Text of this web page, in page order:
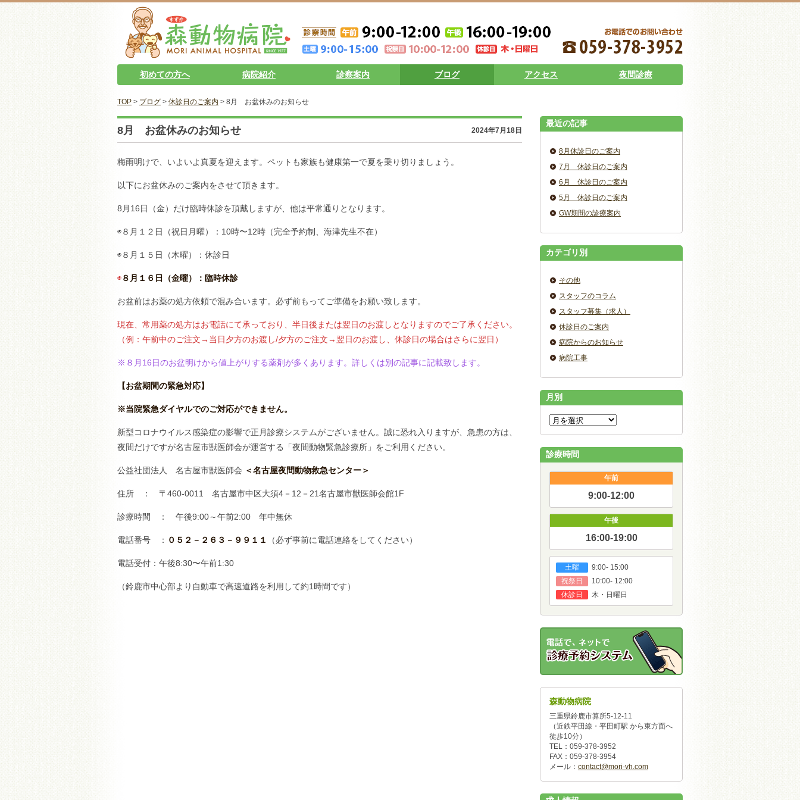
初めての方へ 病院紹介 診察案内 ブログ アクセス 夜間診療
TOP > ブログ > 休診日のご案内 > 8月 お盆休みのお知らせ
8月 お盆休みのお知らせ 2024年7月18日
梅雨明けで、いよいよ真夏を迎えます。ペットも家族も健康第一で夏を乗り切りましょう。
以下にお盆休みのご案内をさせて頂きます。
8月16日（金）だけ臨時休診を頂戴しますが、他は平常通りとなります。
◉８月１２日（祝日月曜）：10時〜12時（完全予約制、海津先生不在）
◉８月１５日（木曜）：休診日
◉８月１６日（金曜）：臨時休診
お盆前はお薬の処方依頼で混み合います。必ず前もってご準備をお願い致します。
現在、常用薬の処方はお電話にて承っており、半日後または翌日のお渡しとなりますのでご了承ください。
（例：午前中のご注文→当日夕方のお渡し/夕方のご注文→翌日のお渡し、休診日の場合はさらに翌日）
※８月16日のお盆明けから値上がりする薬剤が多くあります。詳しくは別の記事に記載致します。
【お盆期間の緊急対応】
※当院緊急ダイヤルでのご対応ができません。
新型コロナウイルス感染症の影響で正月診療システムがございません。誠に恐れ入りますが、急患の方は、
夜間だけですが名古屋市獣医師会が運営する「夜間動物緊急診療所」をご利用ください。
公益社団法人 名古屋市獣医師会 ＜名古屋夜間動物救急センター＞
住所 ： 〒460-0011 名古屋市中区大須4－12－21名古屋市獣医師会館1F
診療時間 ： 午後9:00～午前2:00 年中無休
電話番号 ： ０５２－２６３－９９１１ （必ず事前に電話連絡をしてください）
電話受付：午後8:30〜午前1:30
（鈴鹿市中心部より自動車で高速道路を利用して約1時間です）
最近の記事
8月休診日のご案内
7月 休診日のご案内
6月 休診日のご案内
5月 休診日のご案内
GW期間の診療案内
カテゴリ別
その他
スタッフのコラム
スタッフ募集（求人）
休診日のご案内
病院からのお知らせ
病院工事
月別
診療時間
午前
9:00-12:00
午後
16:00-19:00
土曜
9:00- 15:00
祝祭日
10:00- 12:00
休診日
木・日曜日
森動物病院
三重県鈴鹿市算所5-12-11
（近鉄平田線・平田町駅 から東方面へ
徒歩10分）
TEL：059-378-3952
FAX：059-378-3954
メール： contact@mori-vh.com